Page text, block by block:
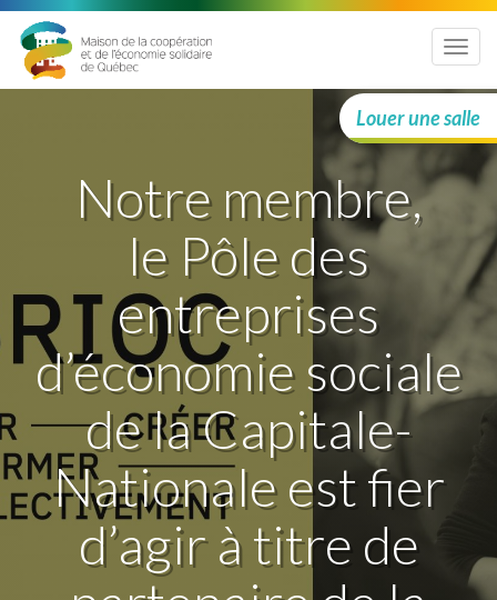
Menu
Louer une salle
Notre membre,
le Pôle des
entreprises
d’économie sociale
de la Capitale-
Nationale est fier
d’agir à titre de